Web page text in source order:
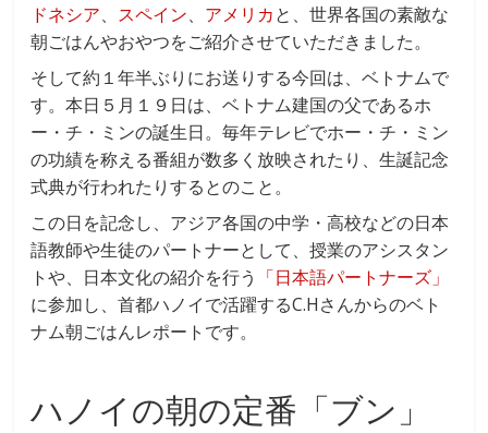
ドネシア、 スペイン、 アメリカと、世界各国の素敵な
朝ごはんやおやつをご紹介させていただきました。
そして約１年半ぶりにお送りする今回は、ベトナムで
す。本日５月１９日は、ベトナム建国の父であるホ
ー・チ・ミンの誕生日。毎年テレビでホー・チ・ミン
の功績を称える番組が数多く放映されたり、生誕記念
式典が行われたりするとのこと。
この日を記念し、アジア各国の中学・高校などの日本
語教師や生徒のパートナーとして、授業のアシスタン
トや、日本文化の紹介を行う 「日本語パートナーズ」
に参加し、首都ハノイで活躍するC.Hさんからのベト
ナム朝ごはんレポートです。
ハノイの朝の定番「ブン」